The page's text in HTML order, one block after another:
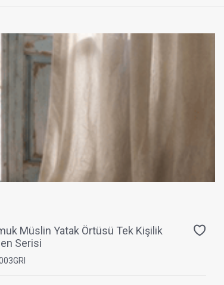
Müslin Yatak Örtüsü Tek Kişilik
Serisi